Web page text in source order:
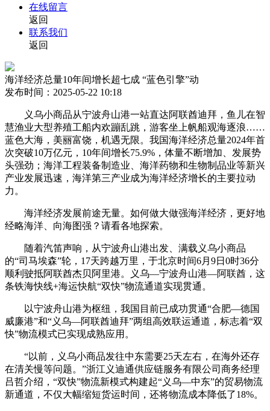
在线留言
返回
联系我们
返回
海洋经济总量10年间增长超七成 “蓝色引擎”动
发布时间：2025-05-22 10:18
义乌小商品从宁波舟山港一站直达阿联酋迪拜，鱼儿在智
慧渔业大型养殖工船内欢蹦乱跳，游客坐上帆船观海逐浪……
蓝色大海，美丽富饶，机遇无限。我国海洋经济总量2024年首
次突破10万亿元，10年间增长75.9%，体量不断增加、发展势
头强劲；海洋工程装备制造业、海洋药物和生物制品业等新兴
产业发展迅速，海洋第三产业成为海洋经济增长的主要拉动
力。
海洋经济发展前途无量。如何做大做强海洋经济，更好地
经略海洋、向海图强？请看各地探索。
随着汽笛声响，从宁波舟山港出发、满载义乌小商品
的“司马埃森”轮，17天跨越万里，于北京时间6月9日0时36分
顺利驶抵阿联酋杰贝阿里港。义乌—宁波舟山港—阿联酋，这
条铁海快线+海运快航“双快”物流通道实现贯通。
以宁波舟山港为枢纽，我国目前已成功贯通“合肥—德国
威廉港”和“义乌—阿联酋迪拜”两组高效联运通道，标志着“双
快”物流模式已实现成熟应用。
“以前，义乌小商品发往中东需要25天左右，在海外还存
在清关慢等问题。”浙江义迪通供应链服务有限公司商务经理
吕哲介绍，“双快”物流新模式构建起“义乌—中东”的贸易物流
新通道，不仅大幅缩短货运时间，还将物流成本降低了18%。